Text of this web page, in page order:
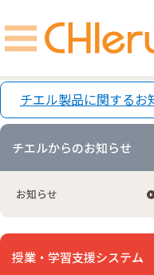
チエル製品に関する
チエルからのお知らせ
お知らせ
授業・学習支援システム